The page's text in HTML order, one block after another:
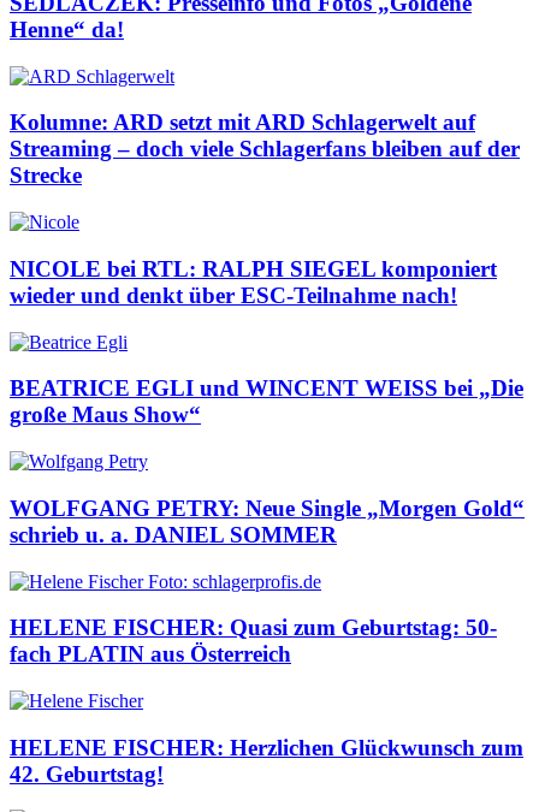
Henne“ da!
Kolumne: ARD setzt mit ARD Schlagerwelt auf
Streaming – doch viele Schlagerfans bleiben auf der
Strecke
NICOLE bei RTL: RALPH SIEGEL komponiert
wieder und denkt über ESC-Teilnahme nach!
BEATRICE EGLI und WINCENT WEISS bei „Die
große Maus Show“
WOLFGANG PETRY: Neue Single „Morgen Gold“
schrieb u. a. DANIEL SOMMER
HELENE FISCHER: Quasi zum Geburtstag: 50-
fach PLATIN aus Österreich
HELENE FISCHER: Herzlichen Glückwunsch zum
42. Geburtstag!